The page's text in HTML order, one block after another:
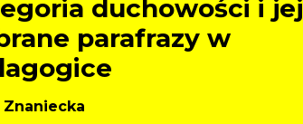
duchowości i jej
parafrazy w
Znaniecka